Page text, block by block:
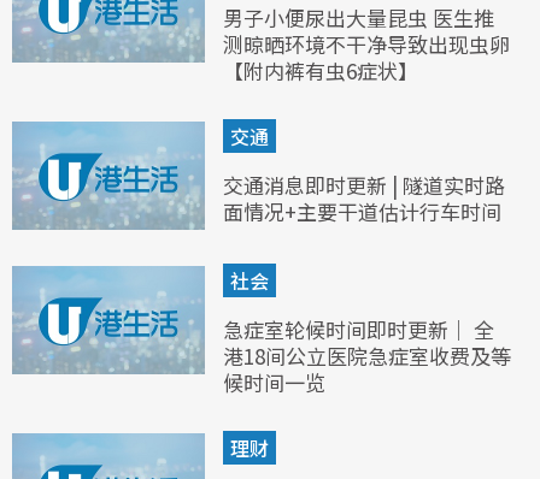
男子小便尿出大量昆虫 医生推
测晾晒环境不干净导致出现虫卵
【附内裤有虫6症状】
交通
交通消息即时更新 | 隧道实时路
面情况+主要干道估计行车时间
社会
急症室轮候时间即时更新｜ 全
港18间公立医院急症室收费及等
候时间一览
理财